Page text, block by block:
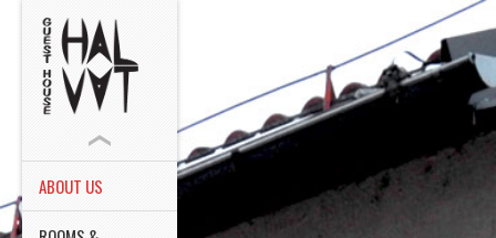
ABOUT US